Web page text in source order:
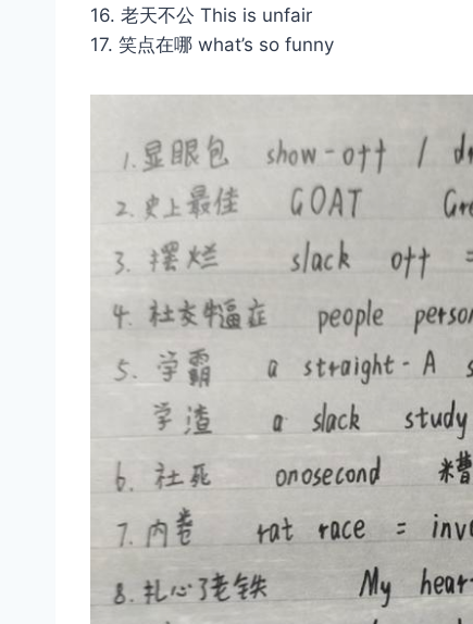
16. 老天不公 This is unfair
17. 笑点在哪 what’s so funny